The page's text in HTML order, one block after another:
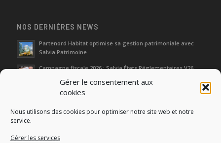
Gérer le consentement aux
cookies
Nous utilisons des cookies pour optimiser notre site web et notre
service.
Gérer les services
NOS DERNIÈRES NEWS
Partenord Habitat optimise sa gestion patrimoniale avec
Salvia Patrimoine
Campagne fiscale 2026 : Salvia États Réglementaires V26
Journées d‘Étude de l’Immobilier 2026
Salon SIMI 2025 : entre héritage et renaissance